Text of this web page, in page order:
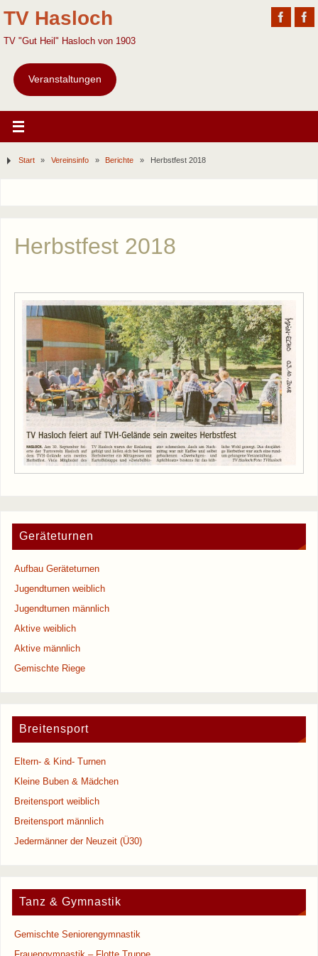
TV Hasloch
TV "Gut Heil" Hasloch von 1903
Veranstaltungen
Start » Vereinsinfo » Berichte » Herbstfest 2018
Herbstfest 2018
Geräteturnen
Aufbau Geräteturnen
Jugendturnen weiblich
Jugendturnen männlich
Aktive weiblich
Aktive männlich
Gemischte Riege
Breitensport
Eltern- & Kind- Turnen
Kleine Buben & Mädchen
Breitensport weiblich
Breitensport männlich
Jedermänner der Neuzeit (Ü30)
Tanz & Gymnastik
Gemischte Seniorengymnastik